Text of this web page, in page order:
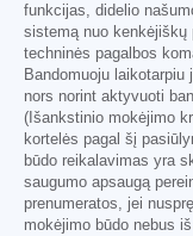
funkcijas, didelio
sistemą nuo kenkėjiškų
techninės pagalbos
Bandomuoju
nors norint aktyvuoti
(Išankstinio mokėjimo
kortelės pagal šį
būdo reikalavimas yra
saugumo apsaugą
prenumeratos, jei
mokėjimo būdo nebus